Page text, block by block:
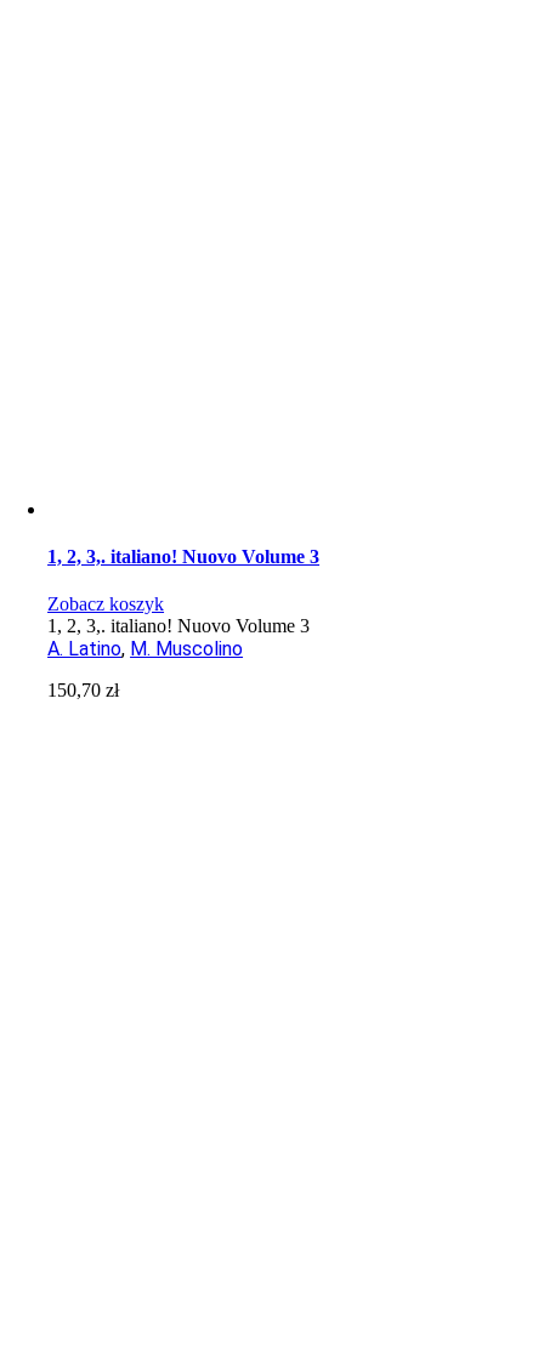
1, 2, 3,. italiano! Nuovo Volume 3
Zobacz koszyk
1, 2, 3,. italiano! Nuovo Volume 3
A. Latino, M. Muscolino
150,70zł